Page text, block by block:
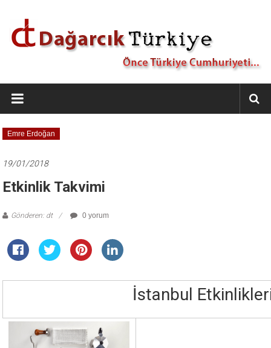
Dağarcık
Türkiye
Önce
Türkiye
Emre Erdoğan
19/01/2018
Etkinlik Takvimi
Gönderen: dt 0 yorum
İstanbul